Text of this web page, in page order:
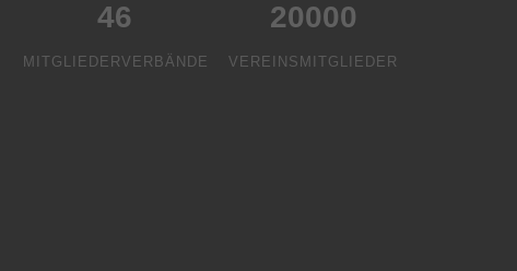
46
MITGLIEDERVERBÄNDE
20000
VEREINSMITGLIEDER